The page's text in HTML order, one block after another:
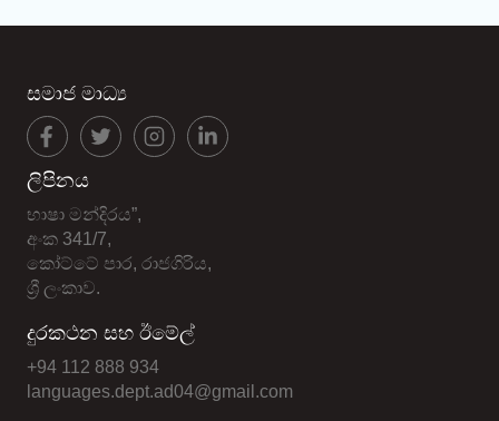
සමාජ මාධ්‍ය
ලිපිනය
භාෂා මන්දිරය”,
අංක 341/7,
කෝට්ටේ පාර, රාජගිරිය,
ශ්‍රී ලංකාව.
දුරකථන සහ ඊමේල්
+94 112 888 934
languages.dept.ad04@gmail.com